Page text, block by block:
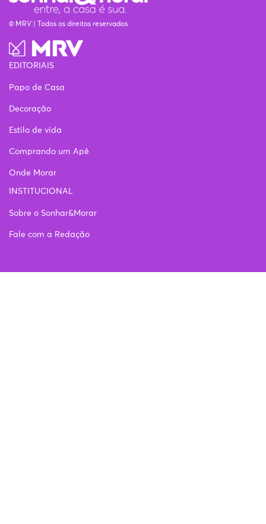
© MRV | Todos os direitos reservados
EDITORIAIS
Papo de Casa
Decoração
Estilo de vida
Comprando um Apê
Onde Morar
INSTITUCIONAL
Sobre o Sonhar&Morar
Fale com a Redação